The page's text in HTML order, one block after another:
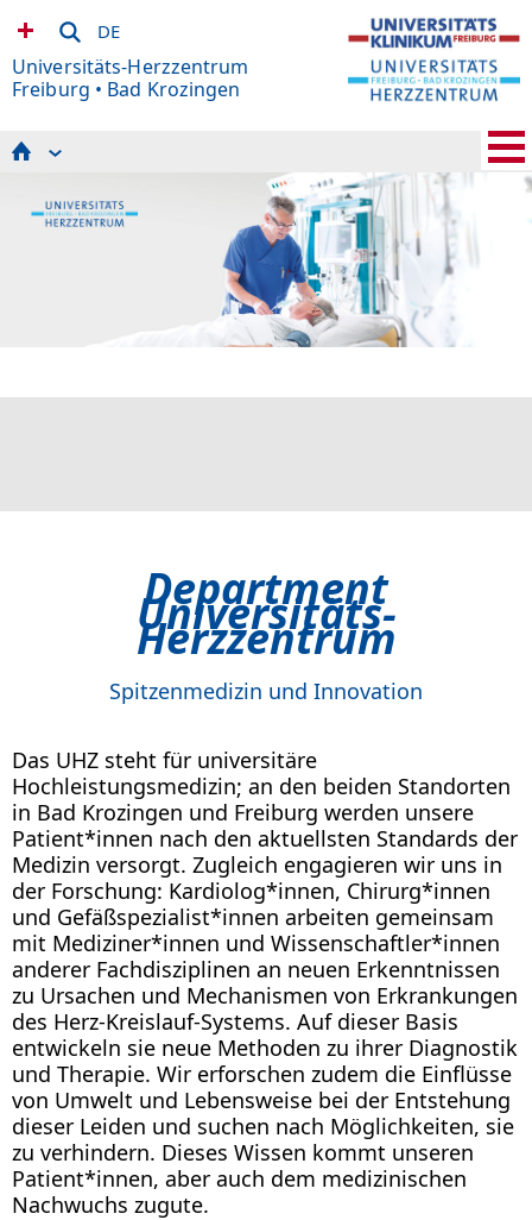
DE
Universitäts-Herzzentrum
Freiburg • Bad Krozingen
Beratungs- und Informations- Zentrum (BIZ)
Department-Leitung
Interdisziplinäres Gefäßzentrum
Klinik für Anästhesiologie und Intensivmedizin am
Klinik für Diagnostische und Interventionelle Radiologie
Klinische Pharmakologie
Department
Universitäts-
Herzzentrum
Spitzenmedizin und Innovation
Das UHZ steht für universitäre
Hochleistungsmedizin; an den beiden Standorten
in Bad Krozingen und Freiburg werden unsere
Patient*innen nach den aktuellsten Standards der
Medizin versorgt. Zugleich engagieren wir uns in
der Forschung: Kardiolog*innen, Chirurg*innen
und Gefäßspezialist*innen arbeiten gemeinsam
mit Mediziner*innen und Wissenschaftler*innen
anderer Fachdisziplinen an neuen Erkenntnissen
zu Ursachen und Mechanismen von Erkrankungen
des Herz-Kreislauf-Systems. Auf dieser Basis
entwickeln sie neue Methoden zu ihrer Diagnostik
und Therapie. Wir erforschen zudem die Einflüsse
von Umwelt und Lebensweise bei der Entstehung
dieser Leiden und suchen nach Möglichkeiten, sie
zu verhindern. Dieses Wissen kommt unseren
Patient*innen, aber auch dem medizinischen
Nachwuchs zugute.